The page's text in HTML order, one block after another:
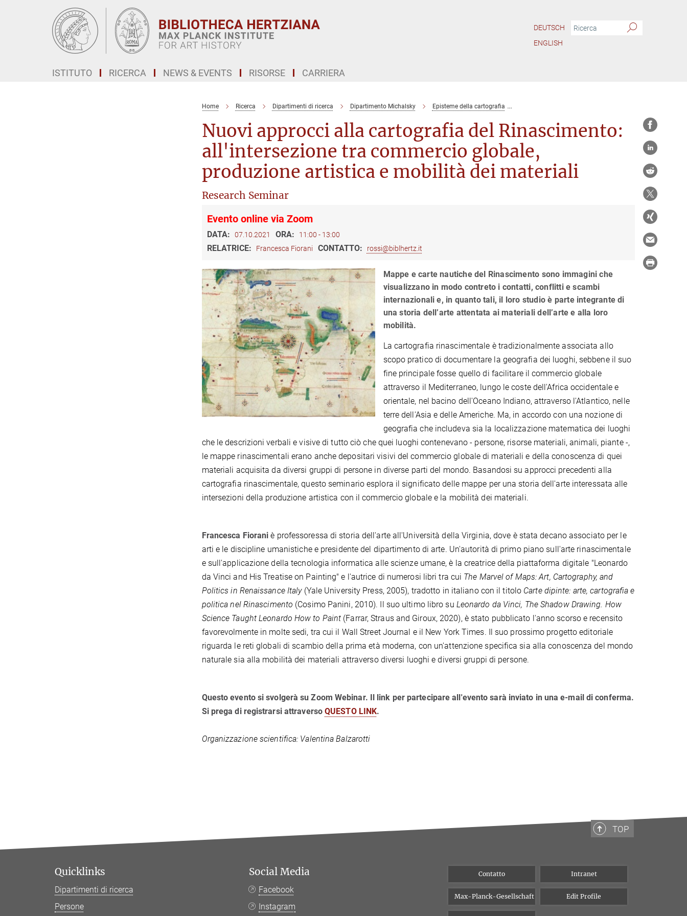
DEUTSCH
ENGLISH
ISTITUTO RICERCA NEWS & EVENTS RISORSE CARRIERA
Home Ricerca Dipartimenti di ricerca Dipartimento Michalsky Episteme della cartografia
Nuovi approcci alla cartografia del Rinascimento:
all'intersezione tra commercio globale,
produzione artistica e mobilità dei materiali
Research Seminar
Evento online via Zoom
DATA: 07.10.2021 ORA: 11:00 - 13:00
RELATRICE: Francesca Fiorani CONTATTO: rossi@biblhertz.it
Mappe e carte nautiche del Rinascimento sono immagini che
visualizzano in modo contreto i contatti, conflitti e scambi
internazionali e, in quanto tali, il loro studio è parte integrante di
una storia dell’arte attentata ai materiali dell’arte e alla loro
mobilità.
La cartografia rinascimentale è tradizionalmente associata allo
scopo pratico di documentare la geografia dei luoghi, sebbene il suo
fine principale fosse quello di facilitare il commercio globale
attraverso il Mediterraneo, lungo le coste dell'Africa occidentale e
orientale, nel bacino dell'Oceano Indiano, attraverso l'Atlantico, nelle
terre dell'Asia e delle Americhe. Ma, in accordo con una nozione di
geografia che includeva sia la localizzazione matematica dei luoghi
che le descrizioni verbali e visive di tutto ciò che quei luoghi contenevano - persone, risorse materiali, animali, piante -,
le mappe rinascimentali erano anche depositari visivi del commercio globale di materiali e della conoscenza di quei
materiali acquisita da diversi gruppi di persone in diverse parti del mondo. Basandosi su approcci precedenti alla
cartografia rinascimentale, questo seminario esplora il significato delle mappe per una storia dell'arte interessata alle
intersezioni della produzione artistica con il commercio globale e la mobilità dei materiali.
Francesca Fiorani è professoressa di storia dell'arte all'Università della Virginia, dove è stata decano associato per le
arti e le discipline umanistiche e presidente del dipartimento di arte. Un'autorità di primo piano sull'arte rinascimentale
e sull'applicazione della tecnologia informatica alle scienze umane, è la creatrice della piattaforma digitale "Leonardo
da Vinci and His Treatise on Painting" e l'autrice di numerosi libri tra cui The Marvel of Maps: Art, Cartography, and
Politics in Renaissance Italy(Yale University Press, 2005), tradotto in italiano con il titolo Carte dipinte: arte, cartografia e
politica nel Rinascimento (Cosimo Panini, 2010). Il suo ultimo libro su Leonardo da Vinci, The Shadow Drawing. How
Science Taught Leonardo How to Paint (Farrar, Straus and Giroux, 2020), è stato pubblicato l'anno scorso e recensito
favorevolmente in molte sedi, tra cui il Wall Street Journal e il New York Times. Il suo prossimo progetto editoriale
riguarda le reti globali di scambio della prima età moderna, con un'attenzione specifica sia alla conoscenza del mondo
naturale sia alla mobilità dei materiali attraverso diversi luoghi e diversi gruppi di persone.
Questo evento si svolgerà su Zoom Webinar. Il link per partecipare all'evento sarà inviato in una e-mail di conferma.
Si prega di registrarsi attraversoQUESTO LINK.
Organizzazione scientifica: Valentina Balzarotti
TOP
Quicklinks
Dipartimenti di ricerca
Persone
Social Media
Facebook
Instagram
Contatto Intranet
Max-Planck-Gesellschaft Edit Profile